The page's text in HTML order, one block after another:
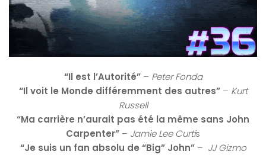
“Il est l’Autorité”– Peter Fonda
“Il voit le Monde différemment des autres”– Kurt
Russell
“Ma carrière n’aurait pas été la même sans John
Carpenter” – Jamie Lee Curtis
“Je suis un fan absolu de “Big” John”– JJ Gizmo